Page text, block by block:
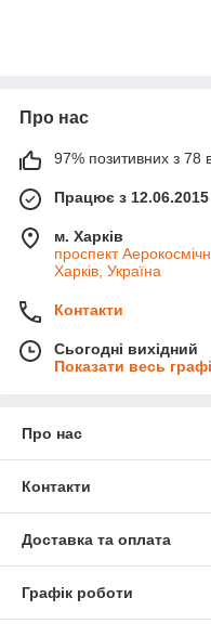
Про нас
97% позитивних з 78
Працює з 12.06.2015
м. Харків
проспект
Харків, Україна
Контакти
Сьогодні вихідний
Показати весь
Про нас
Контакти
Доставка та оплата
Графік роботи